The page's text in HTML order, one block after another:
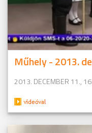
Műhely - 2013.
2013. DECEMBER 11.,